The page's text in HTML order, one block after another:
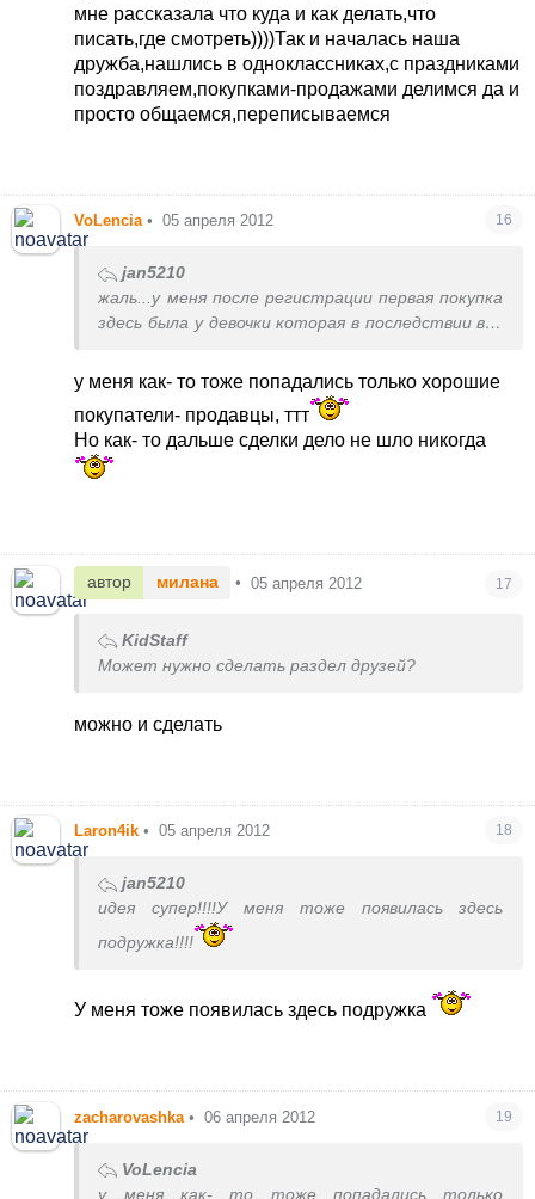
мне рассказала что куда и как делать,что
писать,где смотреть))))Так и началась наша
дружба,нашлись в одноклассниках,с праздниками
поздравляем,покупками-продажами делимся да и
просто общаемся,переписываемся
VoLencia • 05 апреля 2012 16
jan5210
жаль...у меня после регистрации первая покупка
здесь была у девочки которая в последствии все
писать,где смотреть))))Так и началась наша
дружба,нашлись в одноклассниках,с праздниками
поздравляем,покупками-продажами делимся да и
просто общаемся,переписываемся
у меня как- то тоже попадались только хорошие
покупатели- продавцы, ттт
Но как- то дальше сделки дело не шло никогда
автор милана • 05 апреля 2012 17
KidStaff
Может нужно сделать раздел друзей?
можно и сделать
Laron4ik • 05 апреля 2012 18
jan5210
идея супер!!!!У меня тоже появилась здесь
подружка!!!!
У меня тоже появилась здесь подружка
zacharovashka • 06 апреля 2012 19
VoLencia
у меня как- то тоже попадались только